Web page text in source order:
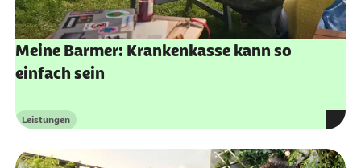
Meine Barmer: Krankenkasse kann so
einfach sein
Kategorie
Leistungen